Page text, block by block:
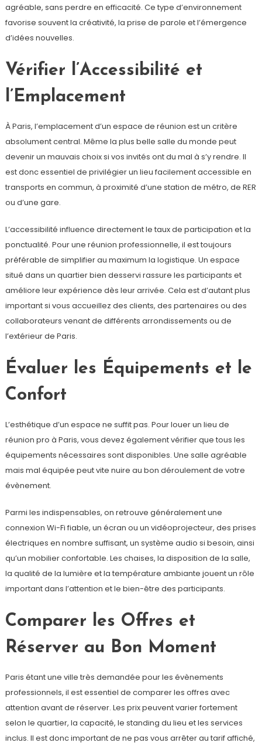
agréable, sans perdre en efficacité. Ce type d’environnement
favorise souvent la créativité, la prise de parole et l’émergence
d’idées nouvelles.
Vérifier l’Accessibilité et
l’Emplacement
À Paris, l’emplacement d’un espace de réunion est un critère
absolument central. Même la plus belle salle du monde peut
devenir un mauvais choix si vos invités ont du mal à s’y rendre. Il
est donc essentiel de privilégier un lieu facilement accessible en
transports en commun, à proximité d’une station de métro, de RER
ou d’une gare.
L’accessibilité influence directement le taux de participation et la
ponctualité. Pour une réunion professionnelle, il est toujours
préférable de simplifier au maximum la logistique. Un espace
situé dans un quartier bien desservi rassure les participants et
améliore leur expérience dès leur arrivée. Cela est d’autant plus
important si vous accueillez des clients, des partenaires ou des
collaborateurs venant de différents arrondissements ou de
l’extérieur de Paris.
Évaluer les Équipements et le
Confort
L’esthétique d’un espace ne suffit pas. Pour louer un lieu de
réunion pro à Paris, vous devez également vérifier que tous les
équipements nécessaires sont disponibles. Une salle agréable
mais mal équipée peut vite nuire au bon déroulement de votre
évènement.
Parmi les indispensables, on retrouve généralement une
connexion Wi-Fi fiable, un écran ou un vidéoprojecteur, des prises
électriques en nombre suffisant, un système audio si besoin, ainsi
qu’un mobilier confortable. Les chaises, la disposition de la salle,
la qualité de la lumière et la température ambiante jouent un rôle
important dans l’attention et le bien-être des participants.
Comparer les Offres et
Réserver au Bon Moment
Paris étant une ville très demandée pour les évènements
professionnels, il est essentiel de comparer les offres avec
attention avant de réserver. Les prix peuvent varier fortement
selon le quartier, la capacité, le standing du lieu et les services
inclus. Il est donc important de ne pas vous arrêter au tarif affiché,